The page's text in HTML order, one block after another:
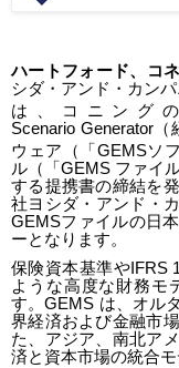
ハートフォード、コ
シダ・アンド・カン
は、コニング
Scenario Generator（
ウェア（「GEMSソ
ル（「GEMS ファイル
する提携書の締結を
社ヨシダ・アンド・
GEMSファイルの日
ーとなります。
保険資本基準やIFRS
ような高度な財務モ
す。GEMS は、オル
界経済および金融市
た、アジア、南北ア
済と資本市場の統合